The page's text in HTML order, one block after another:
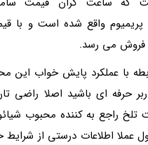
فروش می رسد.
با عملکرد پایش خواب این
حرفه ای باشید اصلا راضی
راجع به کننده محبوب
عملا اطلاعات درستی از